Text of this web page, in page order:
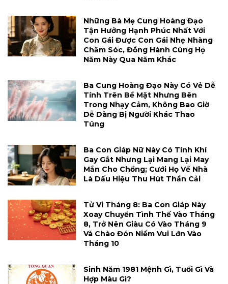
Những Bà Mẹ Cung Hoàng Đạo
Tận Hưởng Hạnh Phúc Nhất Với
Con Gái Được Con Gái Nhẹ Nhàng
Chăm Sóc, Đồng Hành Cùng Họ
Năm Này Qua Năm Khác
Ba Cung Hoàng Đạo Này Có Vẻ Dễ
Tính Trên Bề Mặt Nhưng Bên
Trong Nhạy Cảm, Không Bao Giờ
Dễ Dàng Bị Người Khác Thao
Túng
Ba Con Giáp Nữ Này Có Tính Khí
Gay Gắt Nhưng Lại Mang Lại May
Mắn Cho Chồng; Cưới Họ Về Nhà
Là Dấu Hiệu Thu Hút Thần Cải
Tử Vi Tháng 8: Ba Con Giáp Này
Xoay Chuyển Tình Thế Vào Tháng
8, Trở Nên Giàu Có Vào Tháng 9
Và Chào Đón Niềm Vui Lớn Vào
Tháng 10
Sinh Năm 1981 Mệnh Gì, Tuổi Gì Và
Hợp Màu Gì?